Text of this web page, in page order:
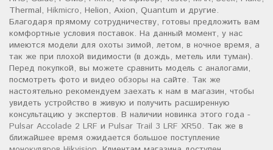
Thermal, Hikmicro, Helion, Axion, Quantum и другие.
Благодаря прямому сотрудничеству, готовы предложить вам
комфортные условия поставок. На данный момент, у нас
имеются модели для охоты зимой, летом, в ночное время, а
так же при плохой видимости (в дождь, метель или туман).
Перед покупкой, вы можете сравнить модель с аналогами,
посмотреть фото и видео обзоры на сайте. Так же
настоятельно рекомендуем заехать к нам в магазин, чтобы
увидеть устройство в живую и получить расширенную
консультацию у экспертов. В наличии новинка этого года -
Pulsar Accolade 2 LRF и Pulsar Trail 3 LRF XR50. Так же в
ближайшее время ожидается большое поступление